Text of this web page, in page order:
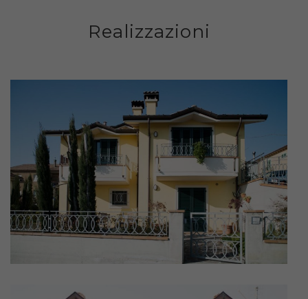
Realizzazioni